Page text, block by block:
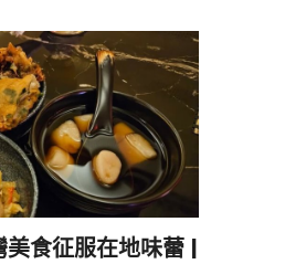
食征服在地味蕾 |